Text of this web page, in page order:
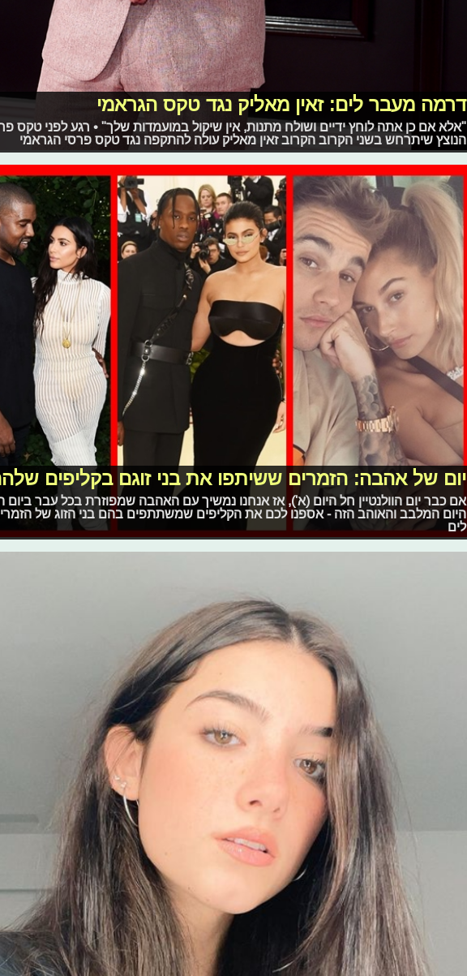
דרמה מעבר לים: זאין מאליק נגד טקס הגראמי
"אלא אם כן אתה לוחץ ידיים ושולח מתנות, אין שיקול במועמדות שלך" • רגע לפני טקס
הנוצץ שיתרחש בשני הקרוב הקרוב זאין מאליק עולה להתקפה נגד טקס פרסי הגראמי
יום של אהבה: הזמרים ששיתפו את בני זוגם בקליפים
אם כבר יום הוולנטיין חל היום (א'), אז אנחנו נמשיך עם האהבה שמפוזרת בכל עבר ביום
היום המלבב והאוהב הזה - אספנו לכם את הקליפים שמשתתפים בהם בני הזוג של
לים